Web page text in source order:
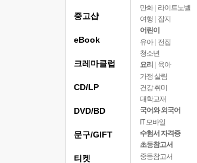
만화 | 라이트노벨
여행
잡지
어린이
유아 | 전집
청소년
요리
육아
가정 살림
건강 취미
대학교재
국어와 외국어
IT 모바일
수험서 자격증
초등참고서
중등참고서
중고샵
eBook
크레마클럽
CD/LP
DVD/BD
문구/GIFT
티켓